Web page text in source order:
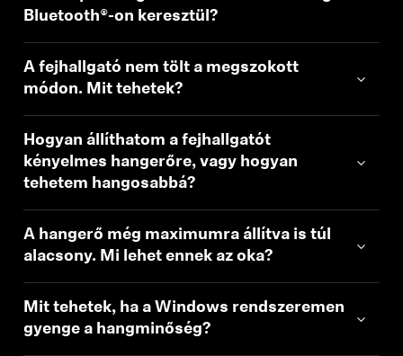
Bluetooth®-on keresztül?
A fejhallgató nem tölt a megszokott
módon. Mit tehetek?
Hogyan állíthatom a fejhallgatót
kényelmes hangerőre, vagy hogyan
tehetem hangosabbá?
A hangerő még maximumra állítva is túl
alacsony. Mi lehet ennek az oka?
Mit tehetek, ha a Windows rendszeremen
gyenge a hangminőség?